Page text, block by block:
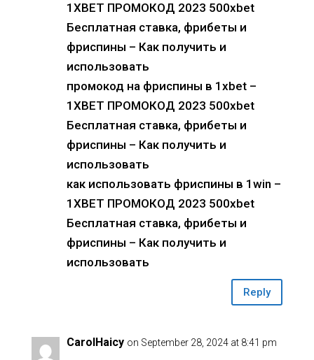
1XBET ПРОМОКОД 2023 500xbet
Бесплатная ставка, фрибеты и
фриспины – Как получить и
использовать
промокод на фриспины в 1xbet –
1XBET ПРОМОКОД 2023 500xbet
Бесплатная ставка, фрибеты и
фриспины – Как получить и
использовать
как использовать фриспины в 1win –
1XBET ПРОМОКОД 2023 500xbet
Бесплатная ставка, фрибеты и
фриспины – Как получить и
использовать
Reply
CarolHaicy on September 28, 2024 at 8:41 pm